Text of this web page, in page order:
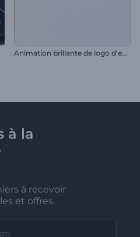
A
nimation brillante de logo d'entreprise
à la
à recevoir
et offres.